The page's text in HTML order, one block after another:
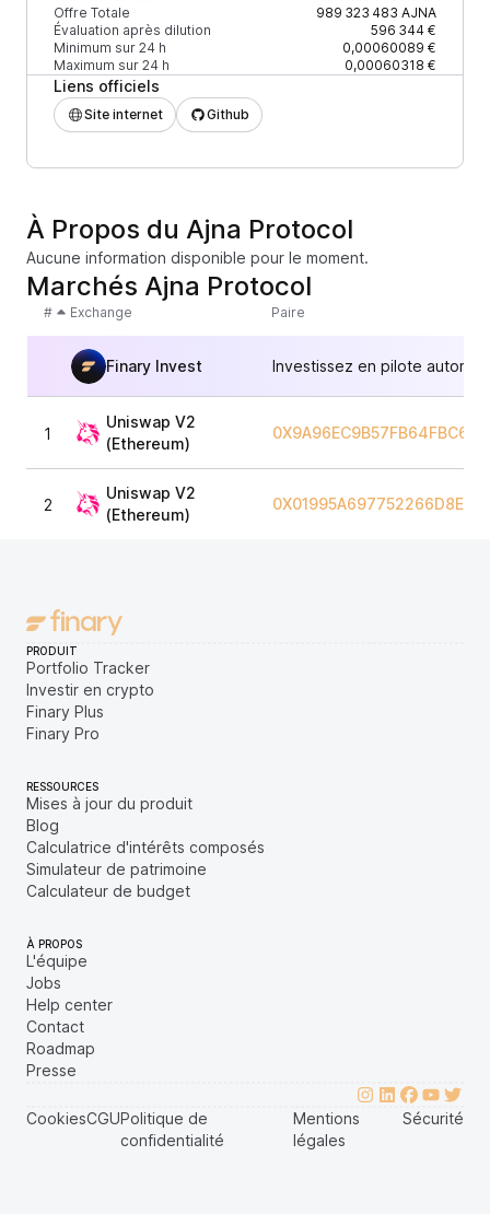
Offre Totale
989 323 483 AJNA
Évaluation après dilution
596 344 €
Minimum sur 24 h
0,00060089 €
Maximum sur 24 h
0,00060318 €
Liens officiels
Site internet Github
À Propos du Ajna Protocol
Aucune information disponible pour le moment.
Marchés Ajna Protocol
# Exchange Paire
Finary Invest Investissez en pilote
1
Uniswap V2
(Ethereum)
2
Uniswap V2
(Ethereum)
PRODUIT
Portfolio Tracker
Investir en crypto
Finary Plus
Finary Pro
RESSOURCES
Mises à jour du produit
Blog
Calculatrice d'intérêts composés
Simulateur de patrimoine
Calculateur de budget
À PROPOS
L'équipe
Jobs
Help center
Contact
Roadmap
Presse
CookiesCGUPolitique de
confidentialité
Mentions
légales
Sécurité